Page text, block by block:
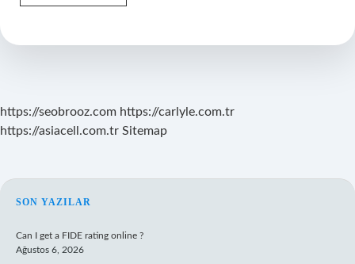
kelimesinin
nedir
https://seobrooz.com https://carlyle.com.tr
https://asiacell.com.tr Sitemap
SIDEBAR
SON YAZILAR
Can I get a FIDE rating online ?
Ağustos 6, 2026